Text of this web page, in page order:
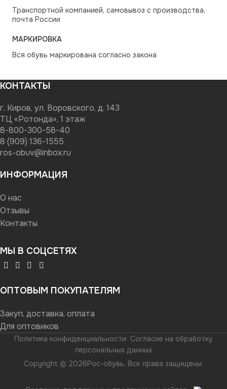
Транспортной компанией, самовывоз с производства,
почта России
МАРКИРОВКА
Вся обувь маркирована согласно закона
КОНТАКТЫ
г. Киров, ул. Воровского, д. 143
ТЦ «Ротонда», 1 этаж
8-800-300-58-40
8 (909) 136-1555
ros-obuv@inbox.ru
ИНФОРМАЦИЯ
О нас
Отзывы
Контакты
МЫ В СОЦСЕТЯХ
ОПТОВЫМ ПОКУПАТЕЛЯМ
Закуп, доставка, оплата
Для оптовиков
Политика конфиденциальности Согласие на обработку
персональных данных
Copyright © 2026Рос-обувь. Все права защищены.